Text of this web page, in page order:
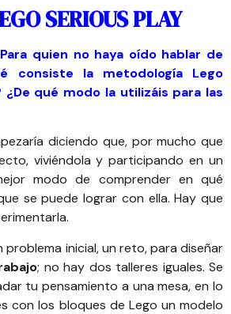
SERIOUS PLAY
Para quien no haya oído hablar de
consiste la metodología Lego
¿De qué modo la utilizáis para las
diciendo que, por mucho que
viviéndola y participando en un
modo de comprender en qué
se puede lograr con ella. Hay que
problema inicial, un reto, para diseñar
; no hay dos talleres iguales. Se
tu pensamiento a una mesa, en lo
con los bloques de Lego un modelo